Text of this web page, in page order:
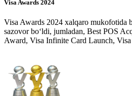
Visa Awards 2024
Visa Awards 2024 xalqaro mukofotida
sazovor bo‘ldi, jumladan, Best POS
Award, Visa Infinite Card Launch,